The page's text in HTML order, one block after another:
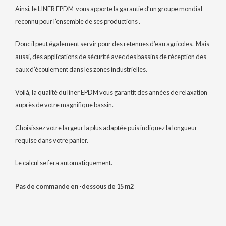
Ainsi, le LINER EPDM vous apporte la garantie d’un groupe mondial
reconnu pour l’ensemble de ses productions .
Donc il peut également servir pour des retenues d’eau agricoles. Mais
aussi, des applications de sécurité avec des bassins de réception des
eaux d’écoulement dans les zones industrielles.
Voilà, la qualité du liner EPDM vous garantit des années de relaxation
auprès de votre magnifique bassin.
Choisissez votre largeur la plus adaptée puis indiquez la longueur
requise dans votre panier.
Le calcul se fera automatiquement.
Pas de commande en -dessous de 15 m2